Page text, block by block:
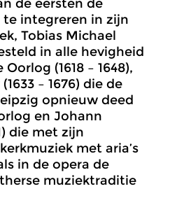
de eersten de
integreren in zijn
Tobias Michael
in alle hevigheid
(1618 – 1648),
– 1676) die de
opnieuw deed
en Johann
die met zijn
met aria’s
in de opera de
muziektraditie